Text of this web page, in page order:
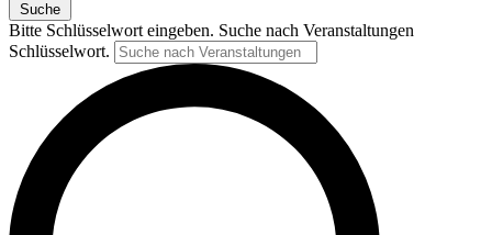
Suche
Bitte Schlüsselwort eingeben. Suche nach Veranstaltungen
Schlüsselwort.